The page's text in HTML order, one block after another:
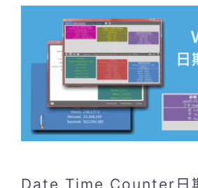
Date Time Counter日